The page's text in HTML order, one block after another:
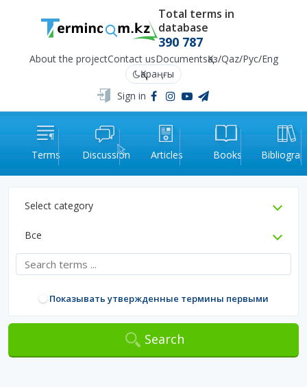
Total terms in
database
390 787
About the projectContact usDocumentsҚаз/Qaz/Рус/Eng
Қараңғы
Sign in
Terms Discussion Articles Books
Select category
Все
Показывать утвержденные термины первыми
Search